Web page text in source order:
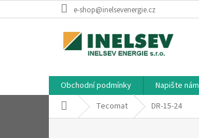
na
e-shop@inelsevenergie.cz
Obchodní podmínky Napište nám
Domů Tecomat DR-15-24